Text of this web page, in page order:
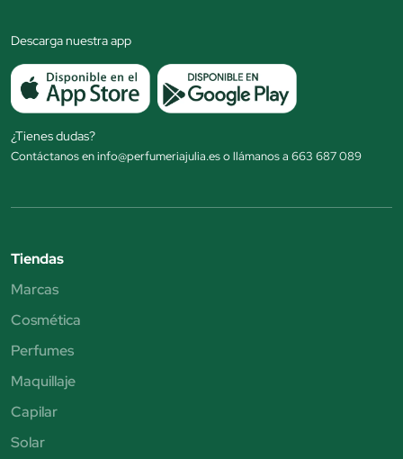
Descarga nuestra app
¿Tienes dudas?
Contáctanos en info@perfumeriajulia.es o llámanos a 663 687 089
Tiendas
Marcas
Cosmética
Perfumes
Maquillaje
Capilar
Solar